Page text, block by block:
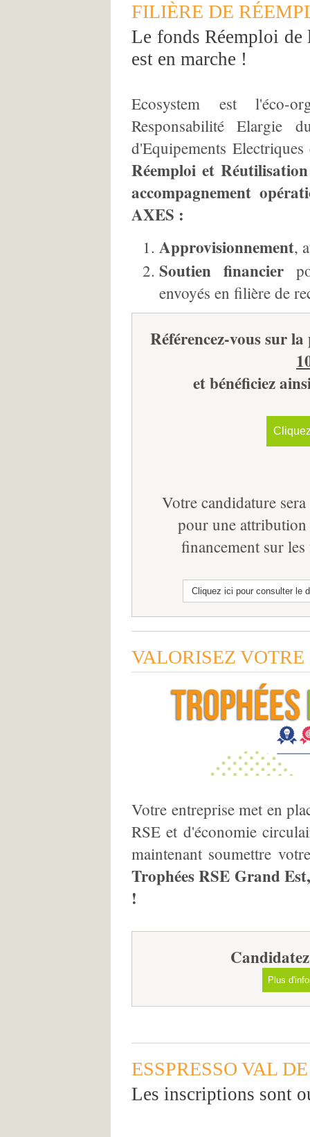
FILIÈRE DE
Le fonds Réemploi
est en marche !
Ecosystem est l'éco-
Responsabilité Elargie
d'Equipements
Réemploi et
accompagnement
AXES :
Approvisionnement,
Soutien financier
envoyés en filière de
Référencez-vous sur
et bénéficiez
Votre candidature
pour une attribution
financement sur
Cliquez ici pour consulter le
VALORISEZ
Votre entreprise met en
RSE et d'économie
maintenant soumettre
Trophées RSE Grand
!
Plus
ESSPRESSO VAL
Les inscriptions sont